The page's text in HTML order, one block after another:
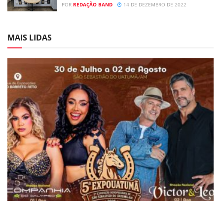
POR REDAÇÃO BAND 14 DE DEZEMBRO DE 2022
MAIS LIDAS